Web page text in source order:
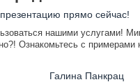
прямо сейчас!
нашими услугами!
Ознакомьтесь с примерами
Галина Панкрац